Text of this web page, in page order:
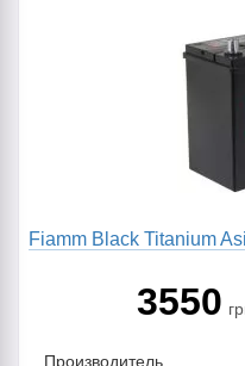
Fiamm Black Titanium
3550
Производитель